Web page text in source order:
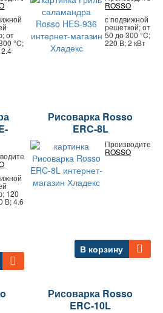
от
°C;
ROSSO
с подвижной
решеткой; от
50 до 300 °C;
220 В; 2 кВт
120
В; 4.6
Рисоварка Rosso
ERC-8L
Производитель:
ROSSO
В корзину
Рисоварка Rosso
ERC-10L